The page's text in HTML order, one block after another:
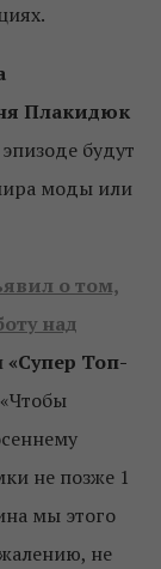
Плакидюк
будут
моды или
о том,
над
«Супер Топ-
не позже 1
мы этого
не